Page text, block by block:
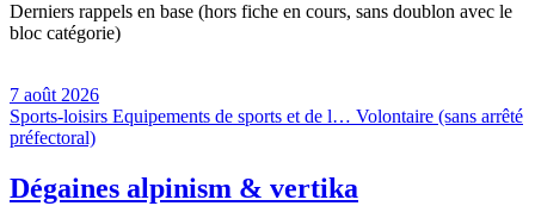
Derniers rappels en base (hors fiche en cours, sans doublon avec le
bloc catégorie)
7 août 2026
Sports-loisirs Equipements de sports et de l… Volontaire (sans arrêté
préfectoral)
Dégaines alpinism & vertika